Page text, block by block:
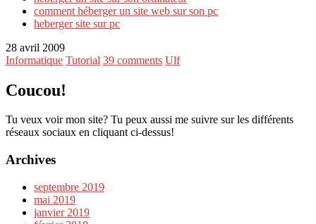
comment héberger un site web sur son pc
heberger site sur pc
28 avril 2009
Informatique Tutorial 39 comments Ulf
Coucou!
Tu veux voir mon site? Tu peux aussi me suivre sur les différents
réseaux sociaux en cliquant ci-dessus!
Archives
septembre 2019
mai 2019
janvier 2019